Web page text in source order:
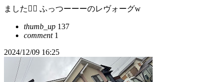
ました🙆‍♂️ ふっつーーーのレヴォーグw
thumb_up 137
comment1
2024/12/09 16:25